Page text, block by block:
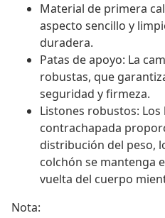
Material de primera
aspecto sencillo y
duradera.
Patas de apoyo: La
robustas, que
seguridad y firmeza.
Listones robustos:
contrachapada
distribución del peso,
colchón se mantenga
vuelta del cuerpo
Nota: